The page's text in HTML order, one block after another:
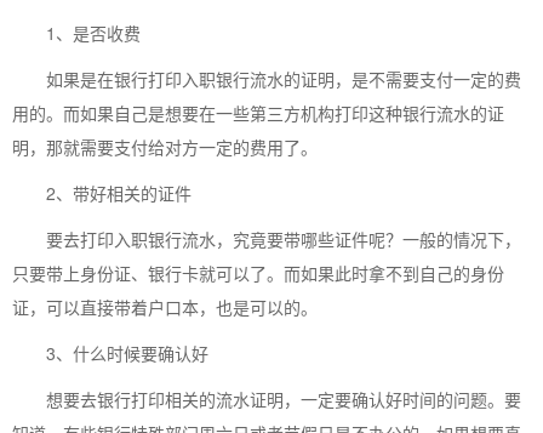
1、是否收费
如果是在银行打印入职银行流水的证明，是不需要支付一定的费
用的。而如果自己是想要在一些第三方机构打印这种银行流水的证
明，那就需要支付给对方一定的费用了。
2、带好相关的证件
要去打印入职银行流水，究竟要带哪些证件呢？一般的情况下，
只要带上身份证、银行卡就可以了。而如果此时拿不到自己的身份
证，可以直接带着户口本，也是可以的。
3、什么时候要确认好
想要去银行打印相关的流水证明，一定要确认好时间的问题。要